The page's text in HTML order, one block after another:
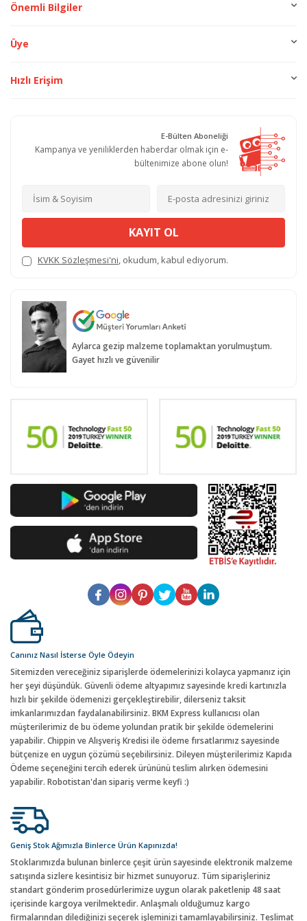
Önemli Bilgiler
Üye
Hızlı Erişim
E-Bülten Aboneliği
Kampanya ve yeniliklerden haberdar olmak için e-
bültenimize abone olun!
KAYIT OL
KVKK Sözleşmesi'ni, okudum, kabul ediyorum.
Aylarca gezip malzeme toplamaktan yorulmuştum.
Gayet hızlı ve güvenilir
Canınız Nasıl İsterse Öyle Ödeyin
Sitemizden vereceğiniz siparişlerde ödemelerinizi kolayca yapmanız için
her şeyi düşündük. Güvenli ödeme altyapımız sayesinde kredi kartınızla
hızlı bir şekilde ödemenizi gerçekleştirebilir, dilerseniz taksit
imkanlarımızdan faydalanabilirsiniz. BKM Express kullanıcısı olan
müşterilerimiz de bu ödeme yolundan pratik bir şekilde ödemelerini
yapabilir. Chippin ve Alışveriş Kredisi ile ödeme fırsatlarımız sayesinde
bütçenize en uygun çözümü seçebilirsiniz. Dileyen müşterilerimiz Kapıda
Ödeme seçeneğini tercih ederek ürününü teslim alırken ödemesini
yapabilir. Robotistan'dan sipariş verme keyfi :)
Geniş Stok Ağımızla Binlerce Ürün Kapınızda!
Stoklarımızda bulunan binlerce çeşit ürün sayesinde elektronik malzeme
satışında sizlere kesintisiz bir hizmet sunuyoruz. Tüm siparişleriniz
standart gönderim prosedürlerimize uygun olarak paketlenip 48 saat
içerisinde kargoya verilmektedir. Anlaşmalı olduğumuz kargo
firmalarından dilediğinizi seçerek işleminizi tamamlayabilirsiniz. Teslimat